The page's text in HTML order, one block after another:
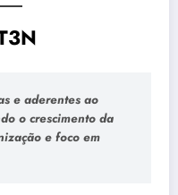
e aderentes ao
o crescimento da
e foco em